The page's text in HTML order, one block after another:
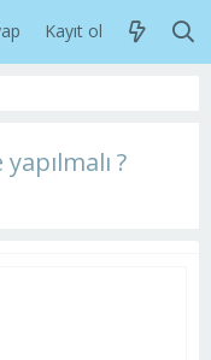
Kayıt ol
?